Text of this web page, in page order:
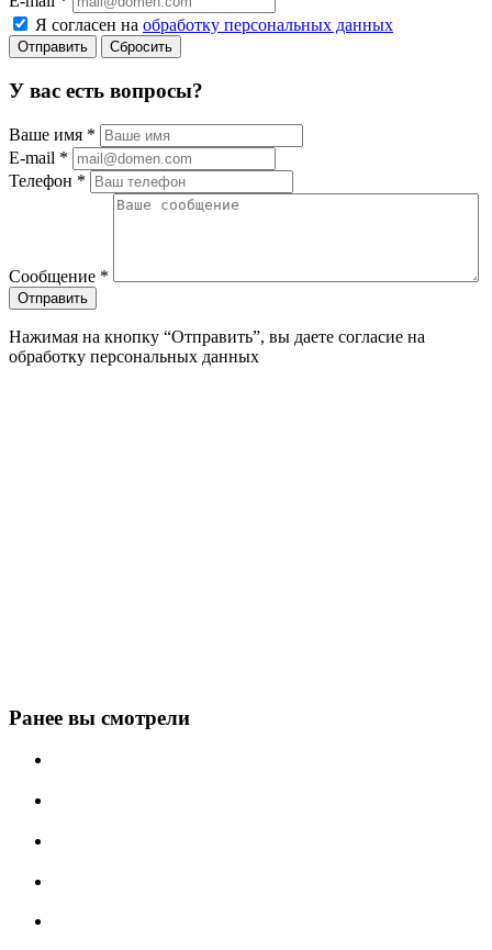
Я согласен на обработку персональных данных
Сбросить
У вас есть вопросы?
Ваше имя *
E-mail *
Телефон *
Сообщение *
Нажимая на кнопку “Отправить”, вы даете согласие на
обработку персональных данных
Ранее вы смотрели